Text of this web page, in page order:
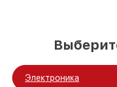
Электроника